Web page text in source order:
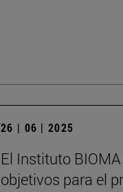
26 | 06 | 2025
El Instituto
objetivos para el